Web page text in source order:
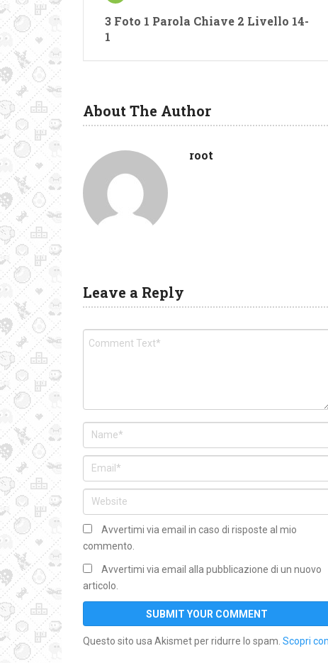
3 Foto 1 Parola Chiave 2 Livello 14-
1
About The Author
root
Leave a Reply
Avvertimi via email in caso di risposte al mio
commento.
Avvertimi via email alla pubblicazione di un nuovo
articolo.
Questo sito usa Akismet per ridurre lo spam. Scopri